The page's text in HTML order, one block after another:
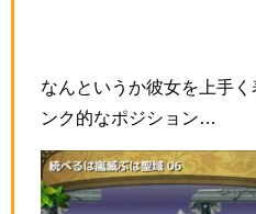
なんというか彼女を上手
ンク的なポジション…